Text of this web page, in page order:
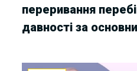
переривання
давності за